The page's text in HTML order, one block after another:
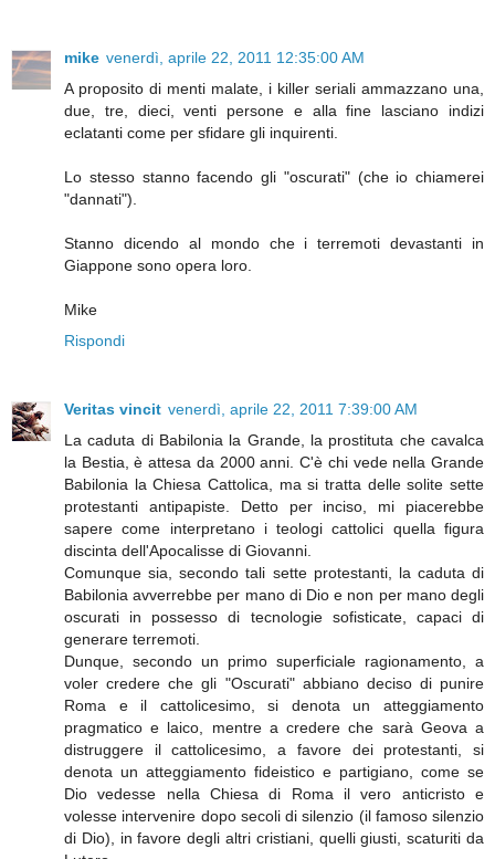
mike venerdì, aprile 22, 2011 12:35:00 AM
A proposito di menti malate, i killer seriali ammazzano una,
due, tre, dieci, venti persone e alla fine lasciano indizi
eclatanti come per sfidare gli inquirenti.
Lo stesso stanno facendo gli "oscurati" (che io chiamerei
"dannati").
Stanno dicendo al mondo che i terremoti devastanti in
Giappone sono opera loro.
Mike
Rispondi
Veritas vincit venerdì, aprile 22, 2011 7:39:00 AM
La caduta di Babilonia la Grande, la prostituta che cavalca
la Bestia, è attesa da 2000 anni. C'è chi vede nella Grande
Babilonia la Chiesa Cattolica, ma si tratta delle solite sette
protestanti antipapiste. Detto per inciso, mi piacerebbe
sapere come interpretano i teologi cattolici quella figura
discinta dell'Apocalisse di Giovanni.
Comunque sia, secondo tali sette protestanti, la caduta di
Babilonia avverrebbe per mano di Dio e non per mano degli
oscurati in possesso di tecnologie sofisticate, capaci di
generare terremoti.
Dunque, secondo un primo superficiale ragionamento, a
voler credere che gli "Oscurati" abbiano deciso di punire
Roma e il cattolicesimo, si denota un atteggiamento
pragmatico e laico, mentre a credere che sarà Geova a
distruggere il cattolicesimo, a favore dei protestanti, si
denota un atteggiamento fideistico e partigiano, come se
Dio vedesse nella Chiesa di Roma il vero anticristo e
volesse intervenire dopo secoli di silenzio (il famoso silenzio
di Dio), in favore degli altri cristiani, quelli giusti, scaturiti da